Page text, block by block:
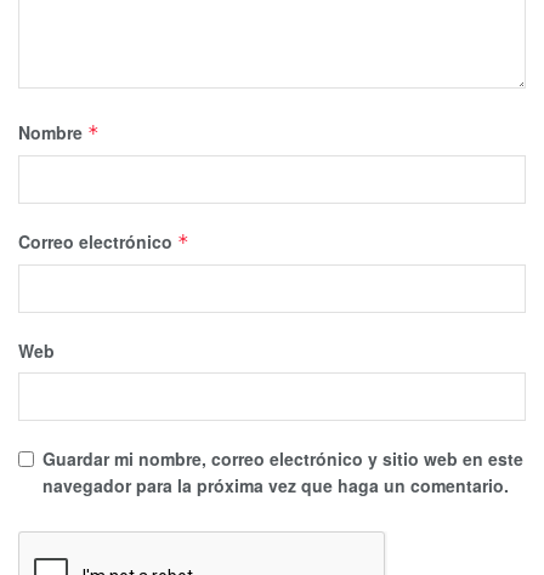
Nombre *
Correo electrónico *
Web
Guardar mi nombre, correo electrónico y sitio web en este
navegador para la próxima vez que haga un comentario.